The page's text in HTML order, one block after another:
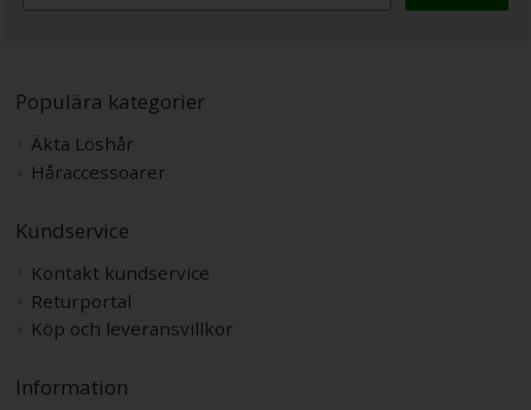
Populära kategorier
Äkta Löshår
Håraccessoarer
Kundservice
Kontakt kundservice
Returportal
Köp och leveransvillkor
Information